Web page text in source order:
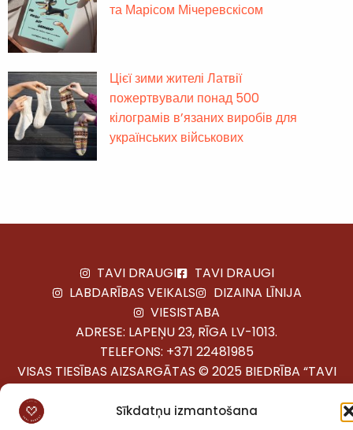
Sīkdatņu izmantošana
та Марісом Мічеревскісом
Цієї зими жителі Латвії
пожертвували понад 500
кілограмів в’язаних виробів для
українських військових
TAVI DRAUGI
TAVI DRAUGI
LABDARĪBAS VEIKALS
DIZAINA LĪNIJA
VIESISTABA
ADRESE: LAPEŅU 23, RĪGA LV-1013.
TELEFONS: +371 22481985
VISAS TIESĪBAS AIZSARGĀTAS © 2025 BIEDRĪBA “TAVI